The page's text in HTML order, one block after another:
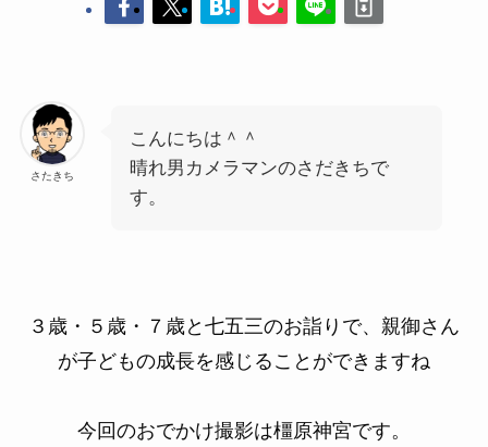
さたきち
こんにちは＾＾
晴れ男カメラマンのさだきちで
す。
３歳・５歳・７歳と七五三のお詣りで、親御さん
が子どもの成長を感じることができますね
今回のおでかけ撮影は橿原神宮です。